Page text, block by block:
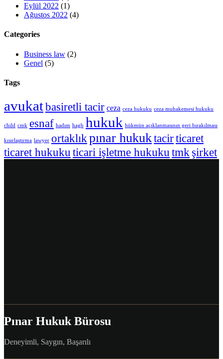
Eylül 2022 (1)
Ağustos 2022 (4)
Categories
Business law (2)
Genel (5)
Tags
avukatbasiretli tacir ceza ceza hukuku ceza muhakemesi hukuku
child cmk esnaf hadım hagb hukuk hükmün açıklanmasının geri bırakılması
kısırlaştırma lawyer ortaklıkpınar hukuktacirticaret
ticaret hukuku ticari işletme hukuku tmk şirket
Pınar Hukuk Bürosu
Deneyimli, Saygın, Başarılı